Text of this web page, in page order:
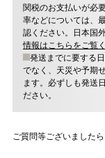
関税のお支払いが必
率などについては、
認ください。日本国
情報はこちらをご覧
発送までに要する
でなく、天災や予期
ます。必ずしも発送
ださい。
ご質問等ございました